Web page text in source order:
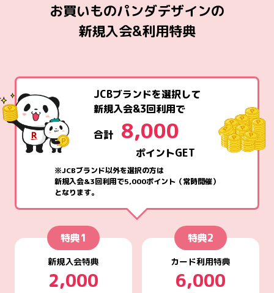
お買いものパンダデザインの
新規入会&利用特典
JCBブランドを選択して
新規入会&3回利用で
合計
8,000
ポイントGET
※JCBブランド以外を選択の方は
新規入会&3回利用で5,000ポイント（常時開催）
となります。
特典1
新規入会特典
2,000
特典2
カード利用特典
6,000